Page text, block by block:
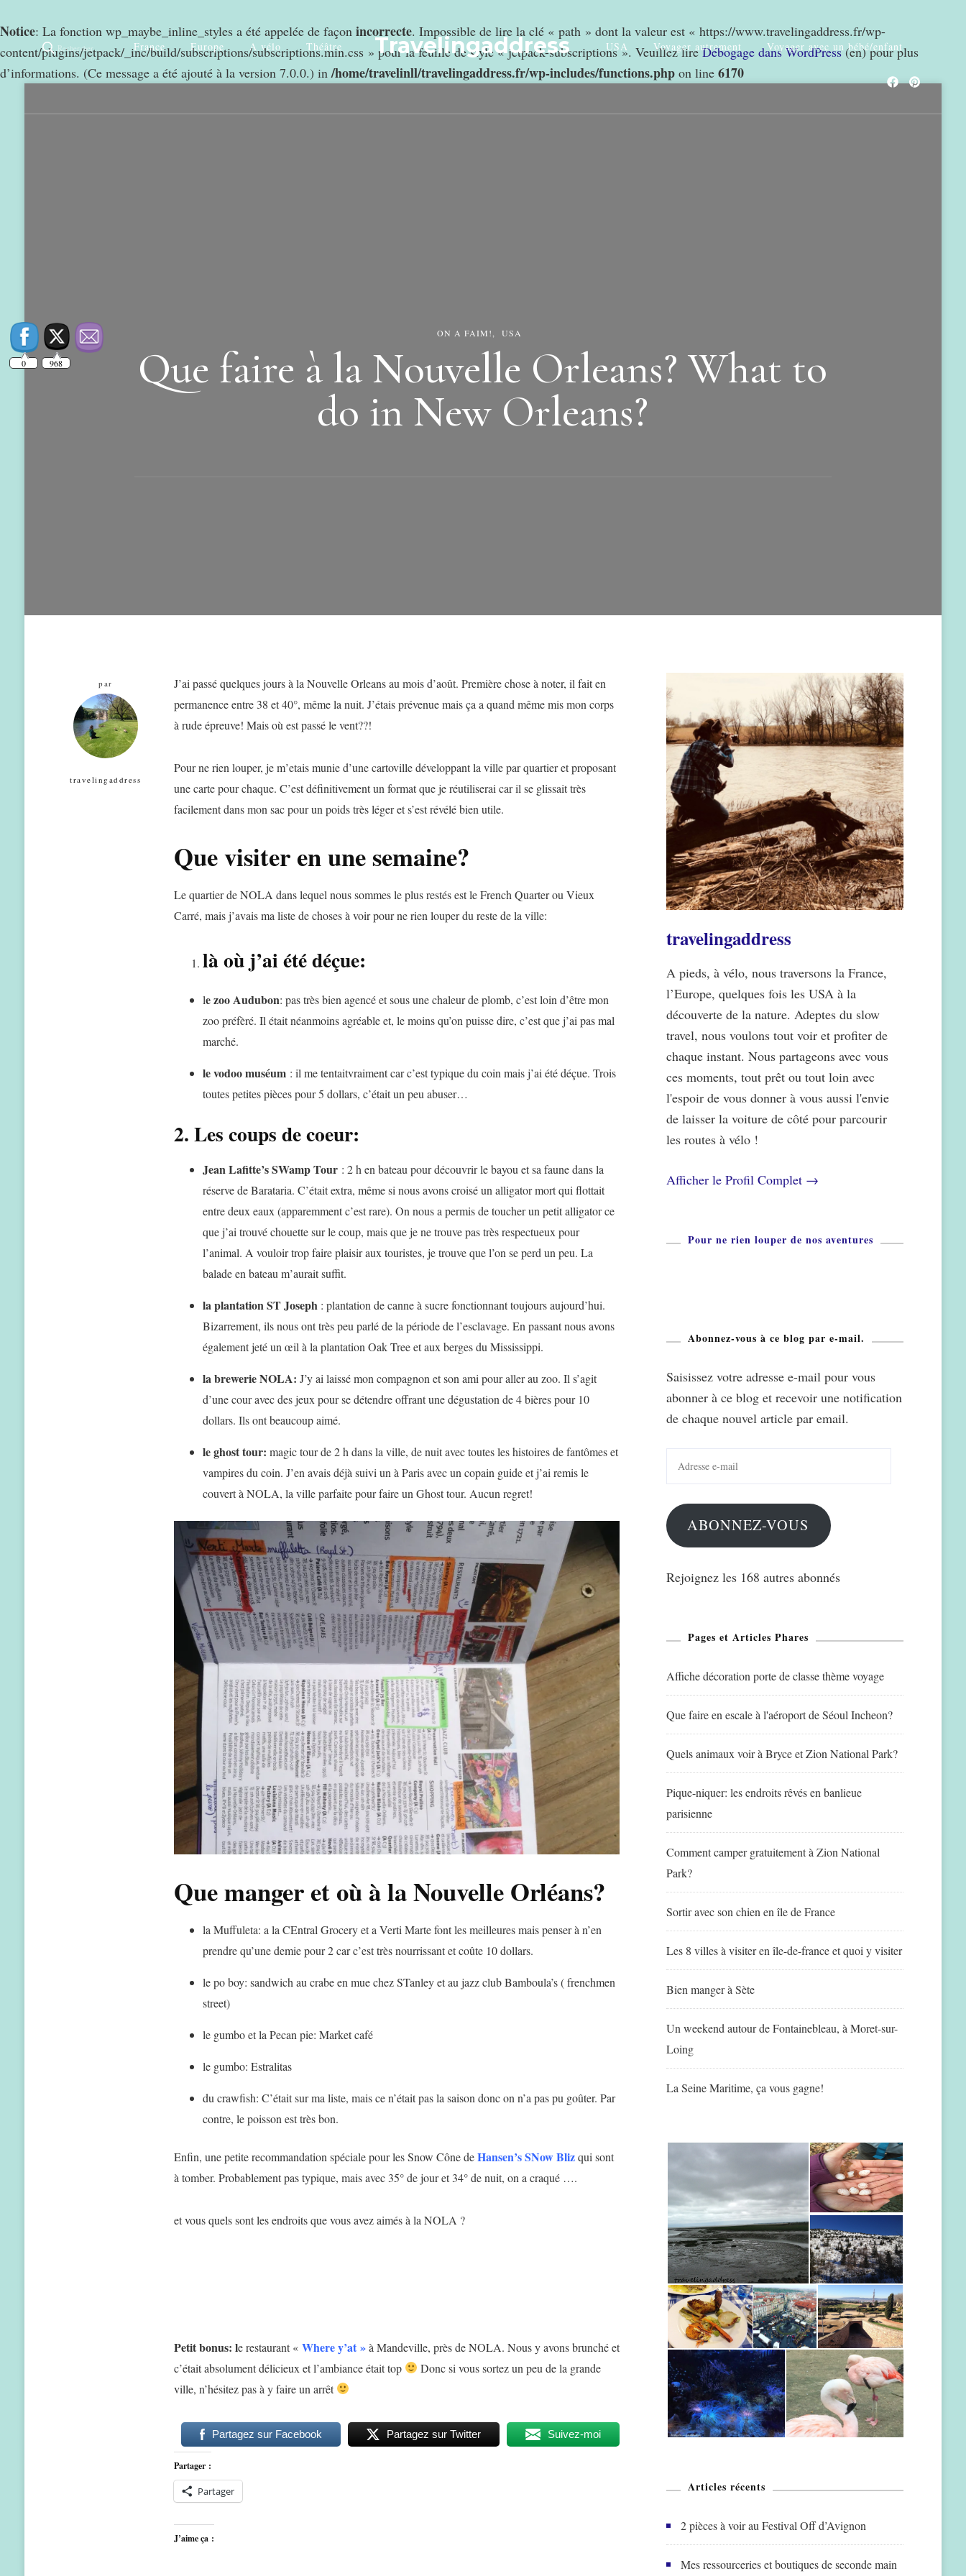
Notice: La fonction wp_maybe_inline_styles a été appelée de façon incorrecte. Impossible de lire la clé « path » dont la valeur est « https://www.travelingaddress.fr/wp-
content/plugins/jetpack/_inc/build/subscriptions/subscriptions.min.css » pour la feuille de style « jetpack-subscriptions ». Veuillez lireDébogage dans WordPress(en) pour plus
d’informations. (Ce message a été ajouté à la version 7.0.0.) in/home/travelinll/travelingaddress.fr/wp-includes/functions.php on line 6170
Rechercher France Europe A vélo Théâtre Travelingaddress USA Voyager autrement Voyager avec un bébé/enfant
ON A FAIM! USA
Que faire à la Nouvelle Orleans? What to
do in New Orleans?
par
travelingaddress
J’ai passé quelques jours à la Nouvelle Orleans au mois d’août. Première chose à noter, il fait en
permanence entre 38 et 40°, même la nuit. J’étais prévenue mais ça a quand même mis mon corps
à rude épreuve! Mais où est passé le vent??!
Pour ne rien louper, je m’etais munie d’une cartoville développant la ville par quartier et proposant
une carte pour chaque. C’est définitivement un format que je réutiliserai car il se glissait très
facilement dans mon sac pour un poids très léger et s’est révélé bien utile.
Que visiter en une semaine?
Le quartier de NOLA dans lequel nous sommes le plus restés est le French Quarter ou Vieux
Carré, mais j’avais ma liste de choses à voir pour ne rien louper du reste de la ville:
là où j’ai été déçue:
le zoo Audubon: pas très bien agencé et sous une chaleur de plomb, c’est loin d’être mon
zoo préfèré. Il était néanmoins agréable et, le moins qu’on puisse dire, c’est que j’ai pas mal
marché.
le vodoo muséum: il me tentaitvraiment car c’est typique du coin mais j’ai été déçue. Trois
toutes petites pièces pour 5 dollars, c’était un peu abuser…
2. Les coups de coeur:
Jean Lafitte’s SWamp Tour: 2 h en bateau pour découvrir le bayou et sa faune dans la
réserve de Barataria. C’était extra, même si nous avons croisé un alligator mort qui flottait
entre deux eaux (apparemment c’est rare). On nous a permis de toucher un petit alligator ce
que j’ai trouvé chouette sur le coup, mais que je ne trouve pas très respectueux pour
l’animal. A vouloir trop faire plaisir aux touristes, je trouve que l’on se perd un peu. La
balade en bateau m’aurait suffit.
la plantation ST Joseph: plantation de canne à sucre fonctionnant toujours aujourd’hui.
Bizarrement, ils nous ont très peu parlé de la période de l’esclavage. En passant nous avons
également jeté un œil à la plantation Oak Tree et aux berges du Mississippi.
la brewerie NOLA: J’y ai laissé mon compagnon et son ami pour aller au zoo. Il s’agit
d’une cour avec des jeux pour se détendre offrant une dégustation de 4 bières pour 10
dollars. Ils ont beaucoup aimé.
le ghost tour: magic tour de 2 h dans la ville, de nuit avec toutes les histoires de fantômes et
vampires du coin. J’en avais déjà suivi un à Paris avec un copain guide et j’ai remis le
couvert à NOLA, la ville parfaite pour faire un Ghost tour. Aucun regret!
Que manger et où à la Nouvelle Orléans?
la Muffuleta: a la CEntral Grocery et a Verti Marte font les meilleures mais penser à n’en
prendre qu’une demie pour 2 car c’est très nourrissant et coûte 10 dollars.
le po boy: sandwich au crabe en mue chez STanley et au jazz club Bamboula’s ( frenchmen
street)
le gumbo et la Pecan pie: Market café
le gumbo: Estralitas
du crawfish: C’était sur ma liste, mais ce n’était pas la saison donc on n’a pas pu goûter. Par
contre, le poisson est très bon.
Enfin, une petite recommandation spéciale pour les Snow Cône deHansen’s SNow Blizqui sont
à tomber. Probablement pas typique, mais avec 35° de jour et 34° de nuit, on a craqué ….
et vous quels sont les endroits que vous avez aimés à la NOLA ?
Petit bonus: le restaurant « Where y’at »à Mandeville, près de NOLA. Nous y avons brunché et
c’était absolument délicieux et l’ambiance était top
Donc si vous sortez un peu de la grande
ville, n’hésitez pas à y faire un arrêt
Partagez sur Facebook Partagez sur Twitter Suivez-moi
Partager :
Partager
J’aime ça :
travelingaddress
A pieds, à vélo, nous traversons la France,
l’Europe, quelques fois les USA à la
découverte de la nature. Adeptes du slow
travel, nous voulons tout voir et profiter de
chaque instant. Nous partageons avec vous
ces moments, tout prêt ou tout loin avec
l'espoir de vous donner à vous aussi l'envie
de laisser la voiture de côté pour parcourir
les routes à vélo !
Afficher le Profil Complet →
Pour ne rien louper de nos aventures
Abonnez-vous à ce blog par e-mail.
Saisissez votre adresse e-mail pour vous
abonner à ce blog et recevoir une notification
de chaque nouvel article par email.
mail
ABONNEZ-VOUS
Rejoignez les 168 autres abonnés
Pages et Articles Phares
Affiche décoration porte de classe thème voyage
Que faire en escale à l'aéroport de Séoul Incheon?
Quels animaux voir à Bryce et Zion National Park?
Pique-niquer: les endroits rêvés en banlieue
parisienne
Comment camper gratuitement à Zion National
Park?
Sortir avec son chien en île de France
Les 8 villes à visiter en île-de-france et quoi y visiter
Bien manger à Sète
Un weekend autour de Fontainebleau, à Moret-sur-
Loing
La Seine Maritime, ça vous gagne!
Articles récents
2 pièces à voir au Festival Off d’Avignon
Mes ressourceries et boutiques de seconde main